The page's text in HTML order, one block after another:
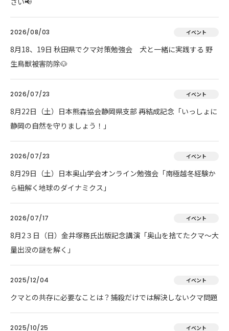
2026/08/03 イベント
8月18、19日 秋田県でクマ対策勉強会 犬と一緒に実践する 野
生鳥獣被害防除🐶
2026/07/23 イベント
8月22日（土）日本熊森協会静岡県支部 再結成記念「いっしょに
静岡の自然を守りましょう！」
2026/07/23 イベント
8月29日（土）日本奥山学会オンライン勉強会「南極越冬経験か
ら紐解く地球のダイナミクス」
2026/07/17 イベント
8月2３日（日）金井塚務氏出版記念講演「奥山を捨てたクマ～大
量出没の謎を解く」
2025/12/04 イベント
クマとの共存に必要なことは？捕殺だけでは解決しないクマ問題
2025/10/25 イベント